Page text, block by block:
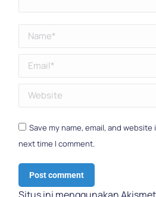
Name *
Email *
Website
Save my name, email, and
next time I comment.
Post comment